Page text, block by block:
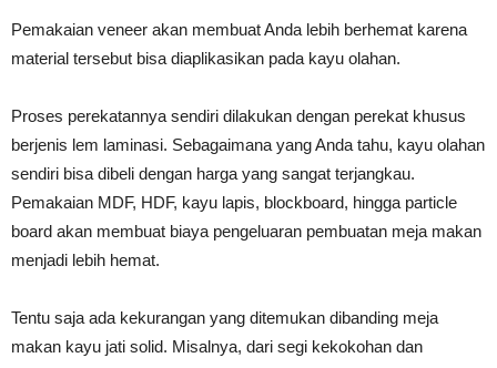
Pemakaian veneer akan membuat Anda lebih berhemat karena
material tersebut bisa diaplikasikan pada kayu olahan.
Proses perekatannya sendiri dilakukan dengan perekat khusus
berjenis lem laminasi. Sebagaimana yang Anda tahu, kayu olahan
sendiri bisa dibeli dengan harga yang sangat terjangkau.
Pemakaian MDF, HDF, kayu lapis, blockboard, hingga particle
board akan membuat biaya pengeluaran pembuatan meja makan
menjadi lebih hemat.
Tentu saja ada kekurangan yang ditemukan dibanding meja
makan kayu jati solid. Misalnya, dari segi kekokohan dan